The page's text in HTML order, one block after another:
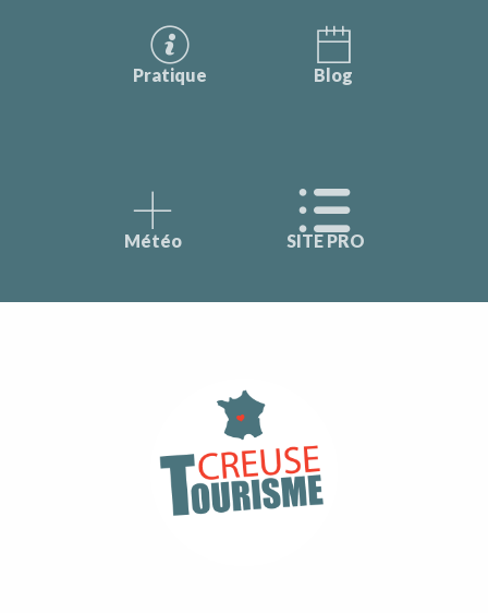
Pratique Blog
Météo SITE PRO